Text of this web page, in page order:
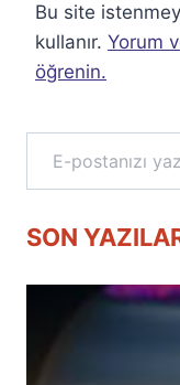
Bu site
kullanır. Yorum
öğrenin.
E-postanızı yazın…
SON